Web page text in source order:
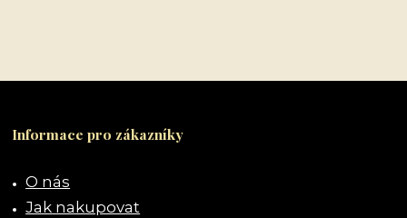
Informace pro zákazníky
O nás
Jak nakupovat